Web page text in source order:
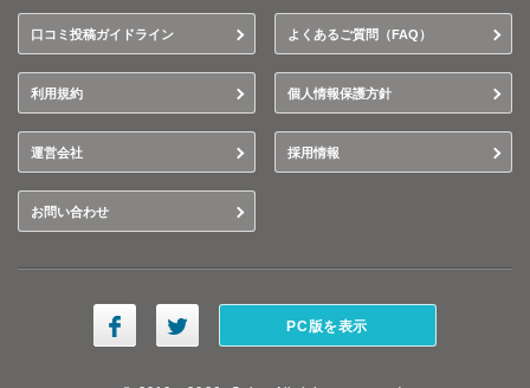
口コミ投稿ガイドライン よくあるご質問（FAQ）
利用規約 個人情報保護方針
運営会社 採用情報
お問い合わせ
PC版を表示